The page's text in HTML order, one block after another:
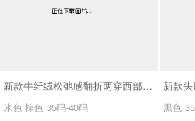
新款牛纤绒松弛感翻折两穿西部牛仔靴长靴SA26609
米色 棕色 35码-40码 黑色